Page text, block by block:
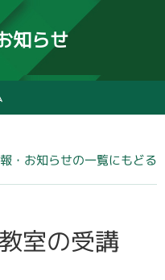
知らせ
・お知らせの一覧にもどる